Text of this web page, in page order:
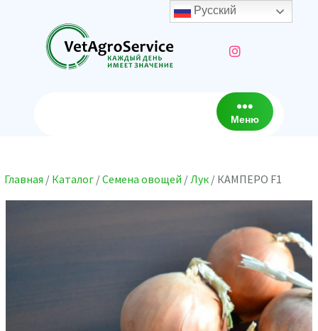
содержимому
Меню
Главная / Каталог /Семена овощей / Лук / КАМПЕРО F1
Русский